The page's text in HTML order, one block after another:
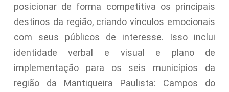
posicionar de forma competitiva os principais
destinos da região, criando vínculos emocionais
com seus públicos de interesse. Isso inclui
identidade verbal e visual e plano de
implementação para os seis municípios da
região da Mantiqueira Paulista: Campos do